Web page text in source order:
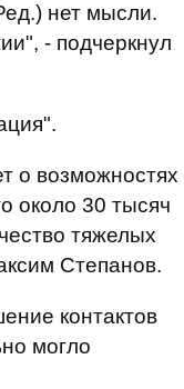
нет мысли.
- подчеркнул
о возможностях
около 30 тысяч
тяжелых
Степанов.
контактов
могло